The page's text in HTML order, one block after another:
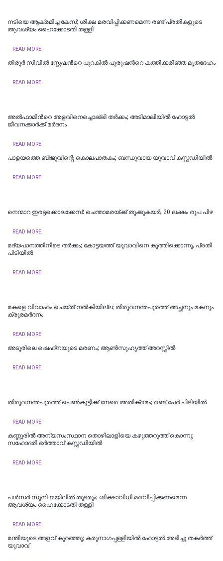
നടിയെ ആക്രമിച്ച കേസ്; ശിക്ഷ മരവിപ്പിക്കണമെന്ന രണ്ട് പ്രതികളുടെ
ആവശ്യം ഹൈക്കോടതി തള്ളി
READ MORE
തിരൂർ സിവിൽ സ്റ്റേഷന്‍റെ പുറകിൽ പുരുഷന്‍റെ കത്തിക്കരിഞ്ഞ മൃതദേഹം
READ MORE
അൽഫാമിന്‍റെ അളവിനെച്ചൊല്ലി തർക്കം; അടിമാലിയിൽ ഹോട്ടല്‍
ജീവനക്കാര്‍ക്ക് മര്‍ദനം
READ MORE
പാളയത്തെ ബിജുവിന്റെ കൊലപാതകം; ബന്ധുവായ യുവാവ് കസ്റ്റഡിയില്‍
READ MORE
നെന്മാറ ഇരട്ടക്കൊലക്കേസ്: ചെന്താമരയ്ക്ക് തൂക്കുകയർ, 20 ലക്ഷം രൂപ പിഴ
READ MORE
മദ്യപാനത്തിനിടെ തര്‍ക്കം; കോട്ടയത്ത് യുവാവിനെ കുത്തിക്കൊന്നു, പ്രതി
പിടിയില്‍
READ MORE
മകളെ വിവാഹം ചെയ്ത് നൽകിയില്ല; തിരുവനന്തപുരത്ത് അച്ഛനും മകനും
ക്രൂരമര്‍ദനം
READ MORE
അടൂരിലെ ഷെഹ്‌നയുടെ മരണം; ആണ്‍സുഹൃത്ത് അറസ്റ്റില്‍
READ MORE
തിരുവനന്തപുരത്ത് പെൺകുട്ടിക്ക് നേരെ അതിക്രമം; രണ്ട് പേർ പിടിയിൽ
READ MORE
കണ്ണൂരിൽ അന്യസംസ്ഥാന തൊഴിലാളിയെ കഴുത്തറുത്ത് കൊന്നു;
സഹോദരി ഭർത്താവ് കസ്റ്റഡിയിൽ
READ MORE
പള്‍സര്‍ സുനി ജയിലില്‍ തുടരും; ശിക്ഷാവിധി മരവിപ്പിക്കണമെന്ന
ആവശ്യം ഹൈക്കോടതി തള്ളി
READ MORE
മന്തിയുടെ അളവ് കുറഞ്ഞു; കരുനാ​ഗപ്പള്ളിയിൽ ഹോട്ടല്‍ അടിച്ചു തകര്‍ത്ത്
യുവാവ്